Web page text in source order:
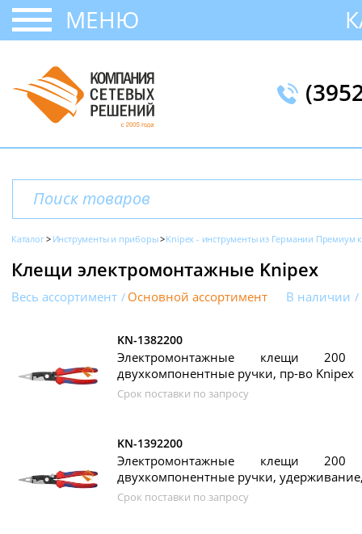
МЕНЮ
Каталог Инструменты и приборы Knipex - инструменты из Германии Премиум
Клещи электромонтажные Knipex
Весь ассортимент Основной ассортимент В наличии
KN-1382200
Электромонтажные клещи
двухкомпонентные ручки, пр-во Knipex
Срок поставки по запросу
KN-1392200
Электромонтажные клещи
двухкомпонентные ручки,
Срок поставки по запросу